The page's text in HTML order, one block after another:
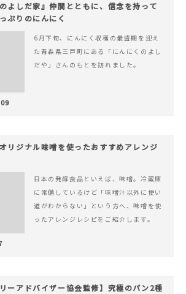
よしだ家』仲間とともに、信念を持って
ぷりのにんにく
6月下旬、にんにく収穫の最盛期を迎え
た青森県三戸町にある「にんにくのよし
だや」さんのもとを訪れました。
リジナル味噌を使ったおすすめアレンジ
日本の発酵食品といえば、味噌。冷蔵庫
に常備しているけど「味噌汁以外に使い
道がわからない」という方へ、味噌を使
ったアレンジレシピをご紹介します。
ーアドバイザー協会監修】究極のパン2種